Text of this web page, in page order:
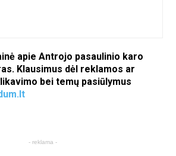
apie Antrojo pasaulinio karo
Klausimus dėl reklamos ar
bei temų pasiūlymus
- reklama -